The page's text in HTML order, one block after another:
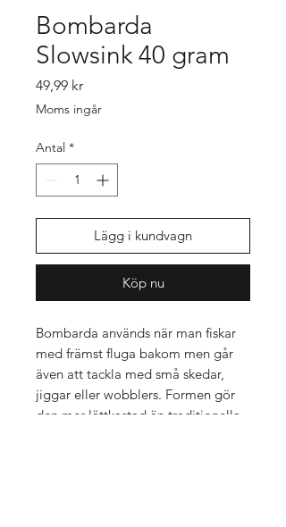
Bombarda
Slowsink 40 gram
49,99 krPris
Moms ingår
Antal *
Lägg i kundvagn
Köp nu
Bombarda används när man fiskar
med främst fluga bakom men går
även att tackla med små skedar,
jiggar eller wobblers. Formen gör
den mer lättkastad än traditionella